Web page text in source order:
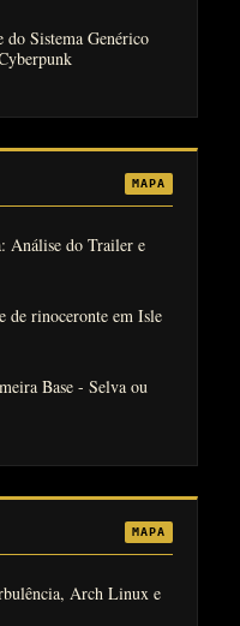
do Sistema Genérico
MAPA
Análise do Trailer e
de rinoceronte em Isle
Base - Selva ou
MAPA
Arch Linux e